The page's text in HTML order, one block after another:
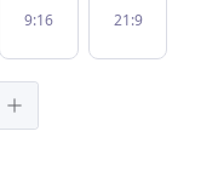
9:16 21:9